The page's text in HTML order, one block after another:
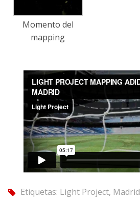
Momento del
mapping
tag Etiquetas: Light Project, Madrid